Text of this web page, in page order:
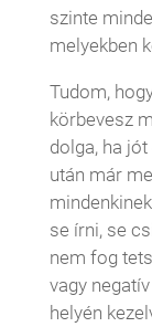
szinte
melyekben
Tudom,
körbevesz
dolga, ha
után már
se írni, se
nem fog
vagy
helyén